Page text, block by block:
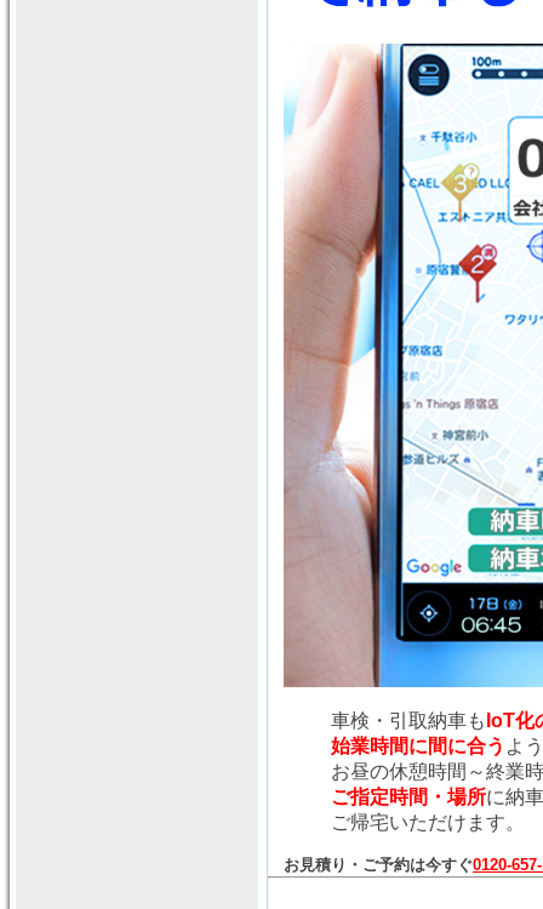
車検・引取納車も IoT化
始業時間に間に合う よ
お昼の休憩時間～終業
ご指定時間・場所に納
ご帰宅いただけます。
お見積り・ご予約は今すぐ0120-